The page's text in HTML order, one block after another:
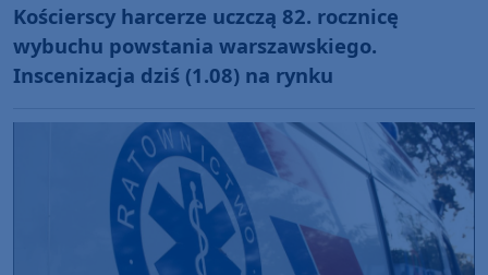
Kościerscy harcerze uczczą 82. rocznicę
wybuchu powstania warszawskiego.
Inscenizacja dziś (1.08) na rynku